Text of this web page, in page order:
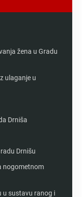
žena u Gradu
ulaganje u
Drniša
Drnišu
nogometnom
u sustavu ranog i